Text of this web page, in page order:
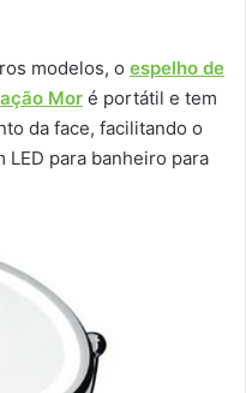
modelos, o espelho de
Mor é portátil e tem
da face, facilitando o
para banheiro para